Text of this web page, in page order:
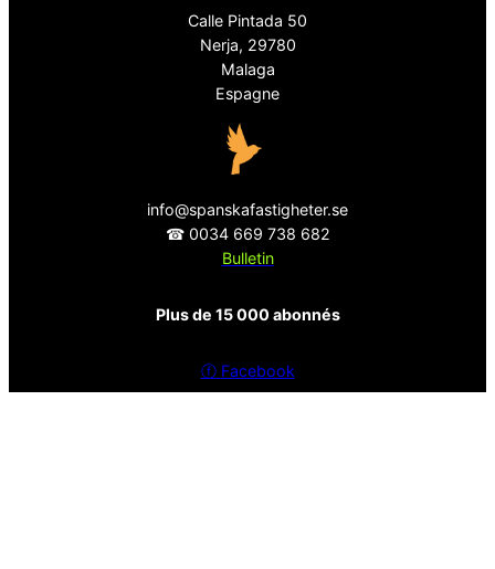
Calle Pintada 50
Nerja, 29780
Malaga
Espagne
info@spanskafastigheter.se
☎ 0034 669 738 682
Bulletin
Plus de 15 000 abonnés
ⓕ Facebook